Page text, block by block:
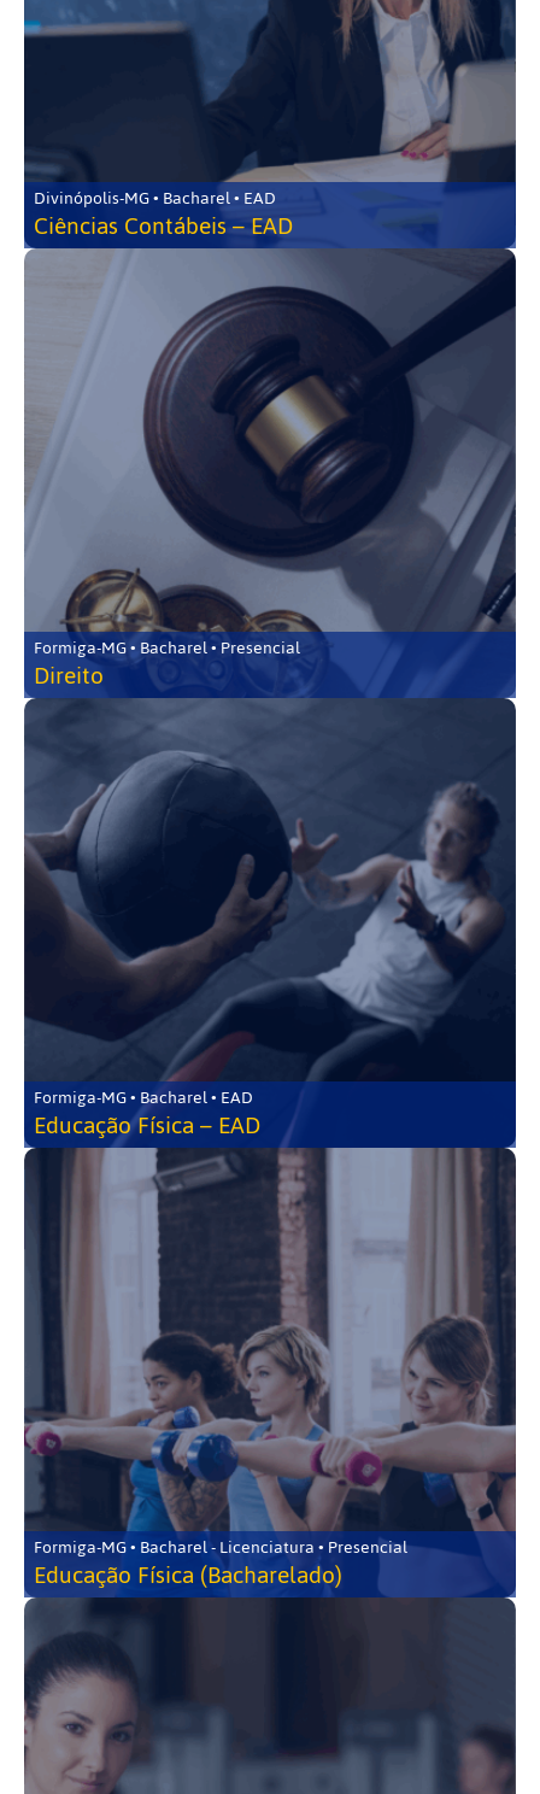
Divinópolis-MG • Bacharel • EAD
Ciências Contábeis – EAD
Formiga-MG • Bacharel • Presencial
Direito
Formiga-MG • Bacharel • EAD
Educação Física – EAD
Formiga-MG • Bacharel - Licenciatura • Presencial
Educação Física (Bacharelado)